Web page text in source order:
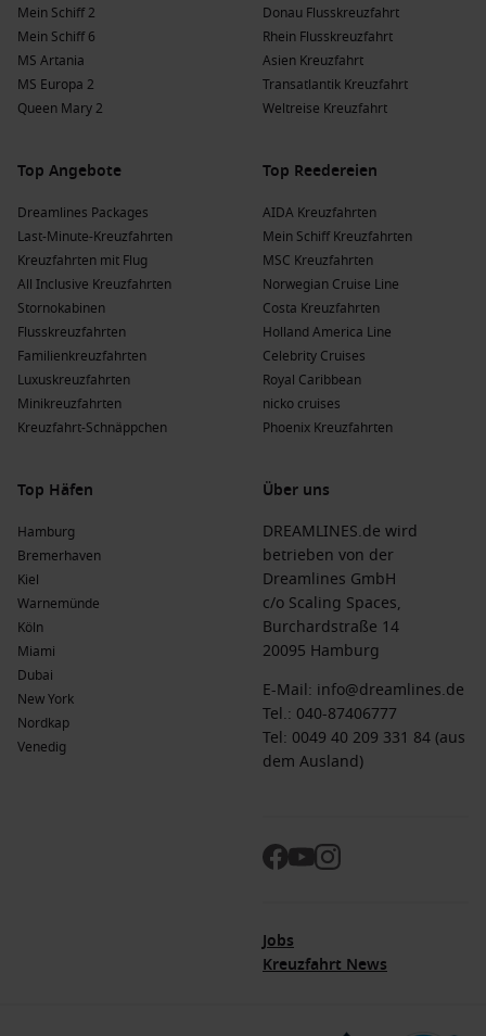
Mein Schiff 2
Mein Schiff 6
MS Artania
MS Europa 2
Queen Mary 2
Donau Flusskreuzfahrt
Rhein Flusskreuzfahrt
Asien Kreuzfahrt
Transatlantik Kreuzfahrt
Weltreise Kreuzfahrt
Top Angebote
Dreamlines Packages
Last-Minute-Kreuzfahrten
Kreuzfahrten mit Flug
All Inclusive Kreuzfahrten
Stornokabinen
Flusskreuzfahrten
Familienkreuzfahrten
Luxuskreuzfahrten
Minikreuzfahrten
Kreuzfahrt-Schnäppchen
Top Reedereien
AIDA Kreuzfahrten
Mein Schiff Kreuzfahrten
MSC Kreuzfahrten
Norwegian Cruise Line
Costa Kreuzfahrten
Holland America Line
Celebrity Cruises
Royal Caribbean
nicko cruises
Phoenix Kreuzfahrten
Top Häfen
Hamburg
Bremerhaven
Kiel
Warnemünde
Köln
Miami
Dubai
New York
Nordkap
Venedig
Über uns
DREAMLINES.de wird
betrieben von der
Dreamlines GmbH
c/o Scaling Spaces,
Burchardstraße 14
20095 Hamburg
E-Mail: info@dreamlines.de
Tel.: 040-87406777
Tel: 0049 40 209 331 84 (aus
dem Ausland)
Jobs
Kreuzfahrt News